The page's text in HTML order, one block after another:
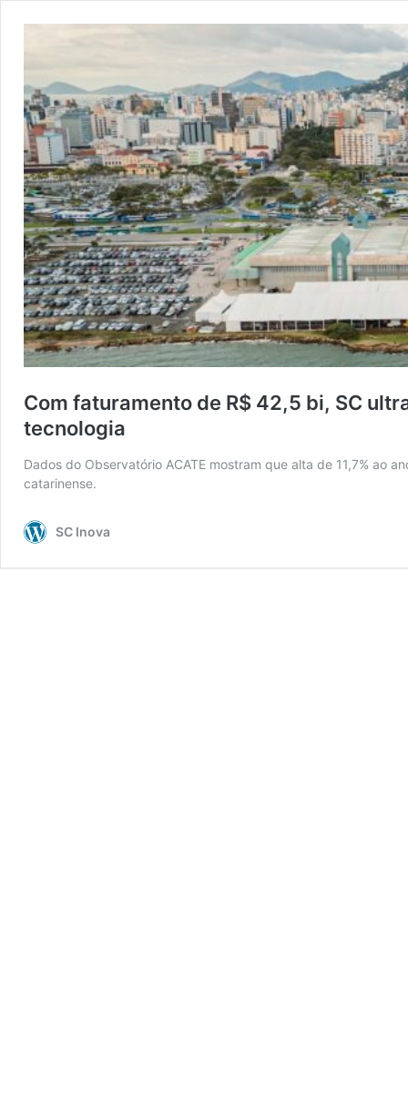
Com faturamento de R$ 42,5 bi, SC
tecnologia
Dados do Observatório ACATE mostram que alta de 11,7% ao
catarinense.
SC Inova